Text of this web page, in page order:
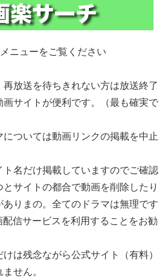
ニューをご覧ください
再放送を待ちきれない方は放送終了
画サイトが便利です。（最も確実で
ついては動画リンクの掲載を中止
名だけ掲載していますのでご確認
サイトの都合で動画を削除したり
りまの。全てのドラマは無理です
信サービスを利用することをお勧
は残念ながら公式サイト（有料）
せん。